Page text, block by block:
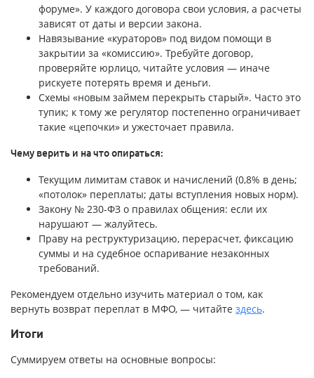
форуме». У каждого договора свои условия, а расчеты
зависят от даты и версии закона.
Навязывание «кураторов» под видом помощи в
закрытии за «комиссию». Требуйте договор,
проверяйте юрлицо, читайте условия — иначе
рискуете потерять время и деньги.
Схемы «новым займем перекрыть старый». Часто это
тупик; к тому же регулятор постепенно ограничивает
такие «цепочки» и ужесточает правила.
Чему верить и на что опираться:
Текущим лимитам ставок и начислений (0,8% в день;
«потолок» переплаты; даты вступления новых норм).
Закону № 230-ФЗ о правилах общения: если их
нарушают — жалуйтесь.
Праву на реструктуризацию, перерасчет, фиксацию
суммы и на судебное оспаривание незаконных
требований.
Рекомендуем отдельно изучить материал о том, как
вернуть возврат переплат в МФО, — читайте здесь.
Итоги
Суммируем ответы на основные вопросы: